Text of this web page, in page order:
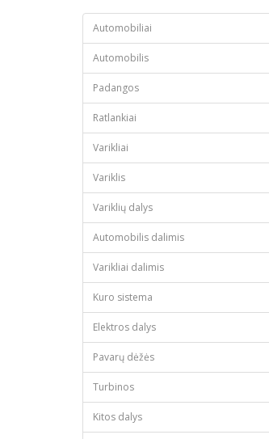
Automobiliai
Automobilis
Padangos
Ratlankiai
Varikliai
Variklis
Variklių dalys
Automobilis dalimis
Varikliai dalimis
Kuro sistema
Elektros dalys
Pavarų dėžės
Turbinos
Kitos dalys